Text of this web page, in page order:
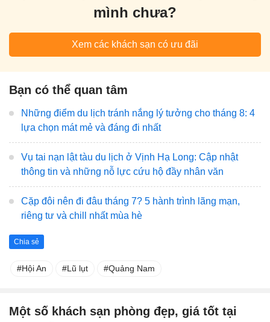
mình chưa?
Xem các khách sạn có ưu đãi
Bạn có thể quan tâm
Những điểm du lịch tránh nắng lý tưởng cho tháng 8: 4
lựa chọn mát mẻ và đáng đi nhất
Vụ tai nạn lật tàu du lịch ở Vịnh Hạ Long: Cập nhật
thông tin và những nỗ lực cứu hộ đầy nhân văn
Cặp đôi nên đi đâu tháng 7? 5 hành trình lãng mạn,
riêng tư và chill nhất mùa hè
Chia sẻ
Hội An Lũ lụt Quảng Nam
Một số khách sạn phòng đẹp, giá tốt tại